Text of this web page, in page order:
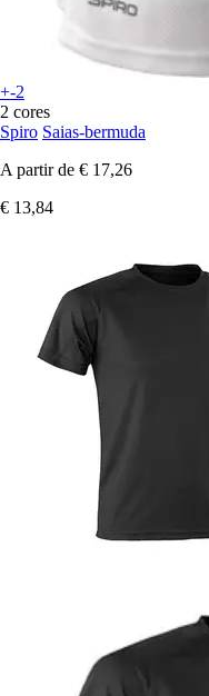
+-2
2 cores
Spiro Saias-bermuda
A partir de € 17,26
€ 13,84